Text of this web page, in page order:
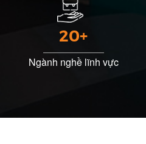
20+
Ngành nghề lĩnh vực